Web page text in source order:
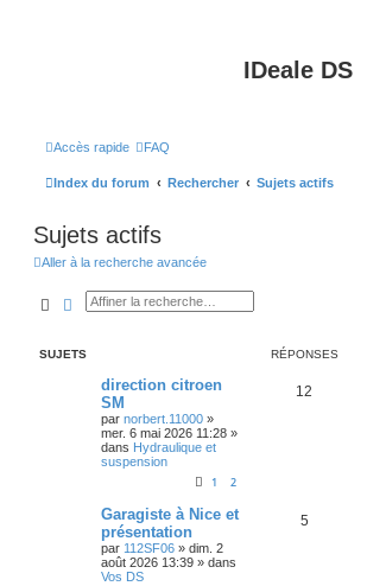
IDeale DS
Accès rapide FAQ
Index du forum Rechercher Sujets actifs
Sujets actifs
Aller à la recherche avancée
Rechercher
Recherche avancée
SUJETS RÉPONSES
direction citroen
SM
par norbert.11000 »
mer. 6 mai 2026 11:28 »
dans Hydraulique et
suspension
1 2
12
Garagiste à Nice et
présentation
par 112SF06 » dim. 2
août 2026 13:39 » dans
Vos DS
5